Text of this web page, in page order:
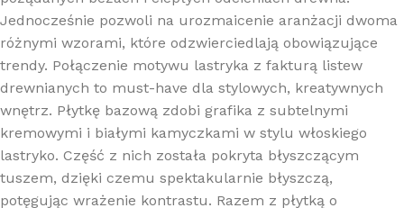
Jednocześnie pozwoli na urozmaicenie aranżacji dwoma
różnymi wzorami, które odzwierciedlają obowiązujące
trendy. Połączenie motywu lastryka z fakturą listew
drewnianych to must-have dla stylowych, kreatywnych
wnętrz. Płytkę bazową zdobi grafika z subtelnymi
kremowymi i białymi kamyczkami w stylu włoskiego
lastryko. Część z nich została pokryta błyszczącym
tuszem, dzięki czemu spektakularnie błyszczą,
potęgując wrażenie kontrastu. Razem z płytką o